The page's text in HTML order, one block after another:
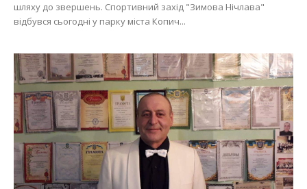
шляху до звершень. Спортивний захід "Зимова Нічлава"
відбувся сьогодні у парку міста Копич...